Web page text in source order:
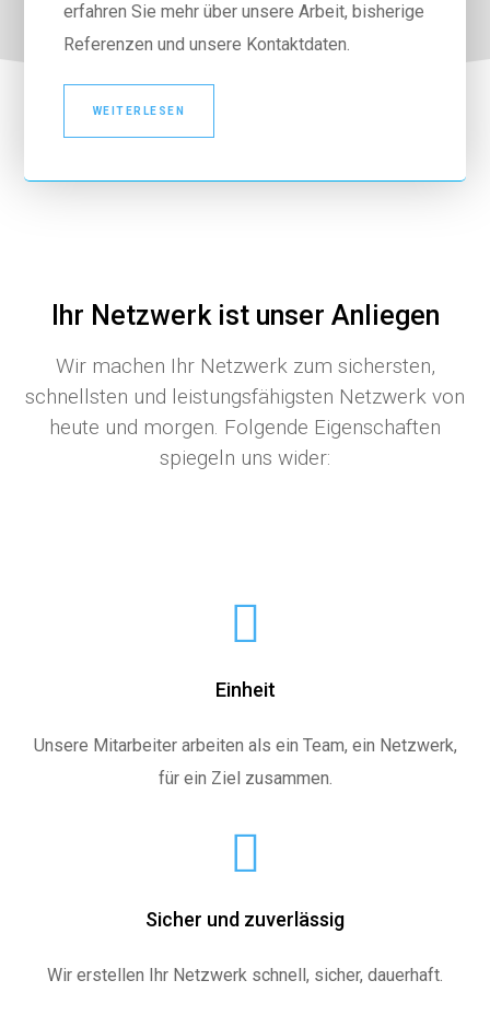
erfahren Sie mehr über unsere Arbeit, bisherige
Referenzen und unsere Kontaktdaten.
WEITERLESEN
Ihr Netzwerk ist unser Anliegen
Wir machen Ihr Netzwerk zum sichersten,
schnellsten und leistungsfähigsten Netzwerk von
heute und morgen. Folgende Eigenschaften
spiegeln uns wider:
Einheit
Unsere Mitarbeiter arbeiten als ein Team, ein Netzwerk,
für ein Ziel zusammen.
Sicher und zuverlässig
Wir erstellen Ihr Netzwerk schnell, sicher, dauerhaft.